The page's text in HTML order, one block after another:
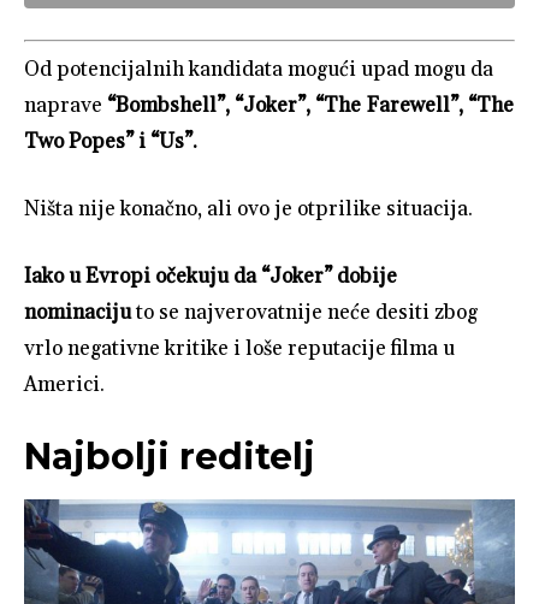
Od potencijalnih kandidata mogući upad mogu da
naprave “Bombshell”, “Joker”, “The Farewell”, “The
Two Popes” i “Us”.
Ništa nije konačno, ali ovo je otprilike situacija.
Iako u Evropi očekuju da “Joker” dobije
nominacijuto se najverovatnije neće desiti zbog
vrlo negativne kritike i loše reputacije filma u
Americi.
Najbolji reditelj